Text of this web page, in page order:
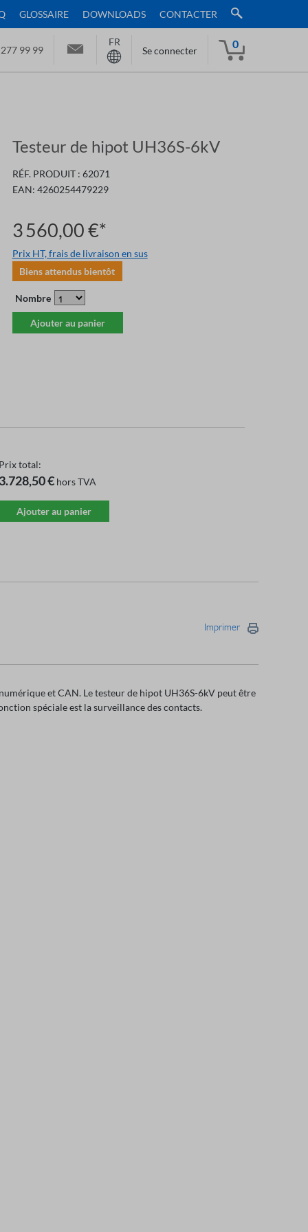
GLOSSAIRE DOWNLOADS CONTACTER
99 99
FR
Se connecter
0
Testeur de hipot UH36S-6kV
RÉF. PRODUIT : 62071
EAN: 4260254479229
3 560,00 €*
Prix HT, frais de livraison en sus
Biens attendus bientôt
Nombre
Ajouter au panier
Prix ​​total:
3.728,50 € hors TVA
Ajouter au panier
Imprimer
et CAN. Le testeur de hipot UH36S-6kV peut être
spéciale est la surveillance des contacts.